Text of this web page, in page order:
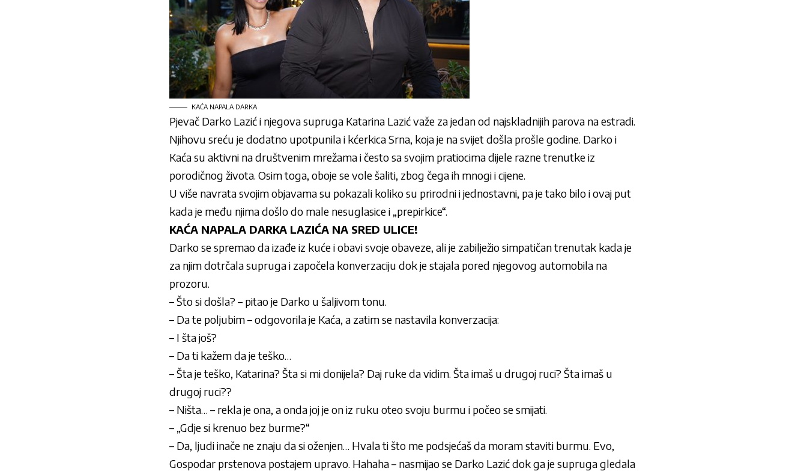
KAĆA NAPALA DARKA
Pjevač Darko Lazić i njegova supruga Katarina Lazić važe za jedan od najskladnijih parova na estradi.
Njihovu sreću je dodatno upotpunila i kćerkica Srna, koja je na svijet došla prošle godine. Darko i
Kaća su aktivni na društvenim mrežama i često sa svojim pratiocima dijele razne trenutke iz
porodičnog života. Osim toga, oboje se vole šaliti, zbog čega ih mnogi i cijene.
U više navrata svojim objavama su pokazali koliko su prirodni i jednostavni, pa je tako bilo i ovaj put
kada je među njima došlo do male nesuglasice i „prepirkice“.
KAĆA NAPALA DARKA LAZIĆA NA SRED ULICE!
Darko se spremao da izađe iz kuće i obavi svoje obaveze, ali je zabilježio simpatičan trenutak kada je
za njim dotrčala supruga i započela konverzaciju dok je stajala pored njegovog automobila na
prozoru.
– Što si došla? – pitao je Darko u šaljivom tonu.
– Da te poljubim – odgovorila je Kaća, a zatim se nastavila konverzacija:
– I šta još?
– Da ti kažem da je teško…
– Šta je teško, Katarina? Šta si mi donijela? Daj ruke da vidim. Šta imaš u drugoj ruci? Šta imaš u
drugoj ruci??
– Ništa… – rekla je ona, a onda joj je on iz ruku oteo svoju burmu i počeo se smijati.
– „Gdje si krenuo bez burme?“
– Da, ljudi inače ne znaju da si oženjen… Hvala ti što me podsjećaš da moram staviti burmu. Evo,
Gospodar prstenova postajem upravo. Hahaha – nasmijao se Darko Lazić dok ga je supruga gledala